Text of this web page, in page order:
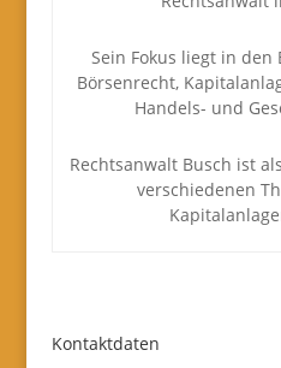
Sein Fokus liegt in den
Börsenrecht,
Handels- und
Rechtsanwalt Busch ist
verschiedenen
Kontaktdaten